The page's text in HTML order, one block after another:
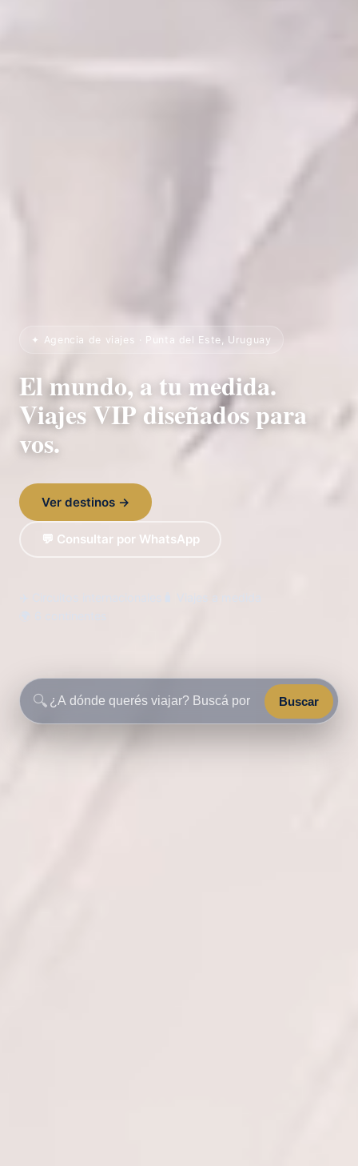
✦ Agencia de viajes · Punta del Este, Uruguay
El mundo, a tu medida.
Viajes VIP diseñados para
vos.
Ver destinos →
💬 Consultar por WhatsApp
🔍 Buscar